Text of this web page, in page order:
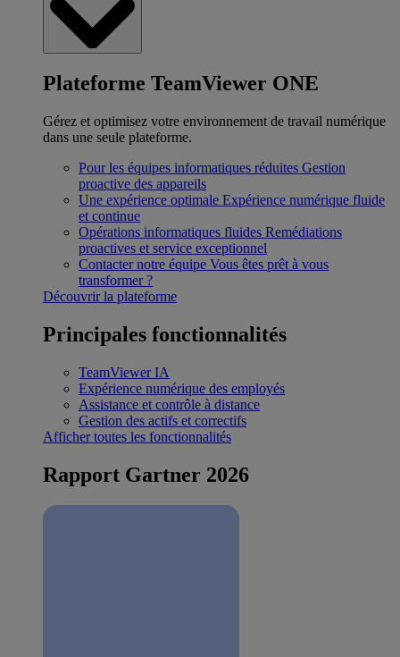
Plateforme TeamViewer ONE
Gérez et optimisez votre environnement de travail numérique
dans une seule plateforme.
Pour les équipes informatiques réduites Gestion
proactive des appareils
Une expérience optimale Expérience numérique fluide
et continue
Opérations informatiques fluides Remédiations
proactives et service exceptionnel
Contacter notre équipe Vous êtes prêt à vous
transformer ?
Découvrir la plateforme
Principales fonctionnalités
TeamViewer IA
Expérience numérique des employés
Assistance et contrôle à distance
Gestion des actifs et correctifs
Afficher toutes les fonctionnalités
Rapport Gartner 2026